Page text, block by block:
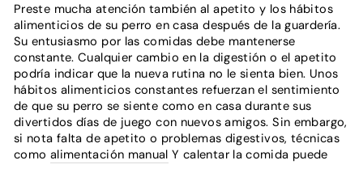
Preste mucha atención también al apetito y los hábitos
alimenticios de su perro en casa después de la guardería.
Su entusiasmo por las comidas debe mantenerse
constante. Cualquier cambio en la digestión o el apetito
podría indicar que la nueva rutina no le sienta bien. Unos
hábitos alimenticios constantes refuerzan el sentimiento
de que su perro se siente como en casa durante sus
divertidos días de juego con nuevos amigos. Sin embargo,
si nota falta de apetito o problemas digestivos, técnicas
como alimentación manual Y calentar la comida puede